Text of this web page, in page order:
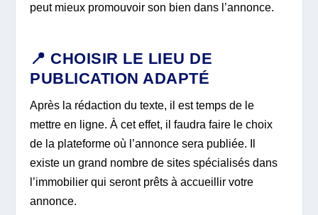
peut mieux promouvoir son bien dans l’annonce.
📍 CHOISIR LE LIEU DE
PUBLICATION ADAPTÉ
Après la rédaction du texte, il est temps de le
mettre en ligne. À cet effet, il faudra faire le choix
de la plateforme où l’annonce sera publiée. Il
existe un grand nombre de sites spécialisés dans
l’immobilier qui seront prêts à accueillir votre
annonce.